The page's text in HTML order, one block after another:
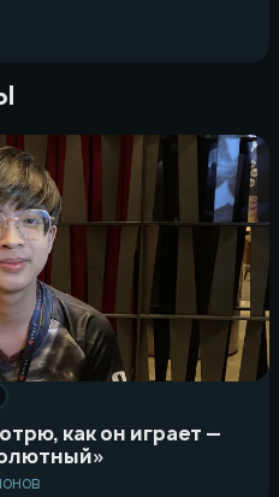
как он играет —